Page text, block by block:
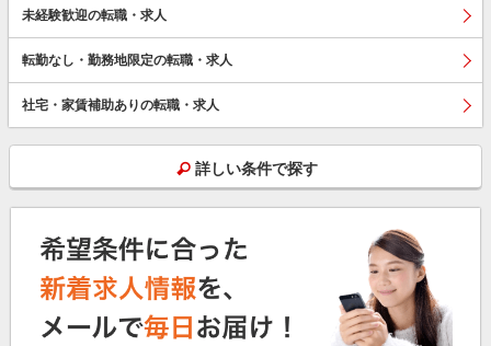
未経験歓迎の転職・求人
転勤なし・勤務地限定の転職・求人
社宅・家賃補助ありの転職・求人
詳しい条件で探す